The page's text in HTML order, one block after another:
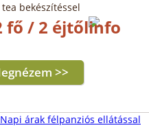
bekészítéssel
fő / 2 éjtől
>>